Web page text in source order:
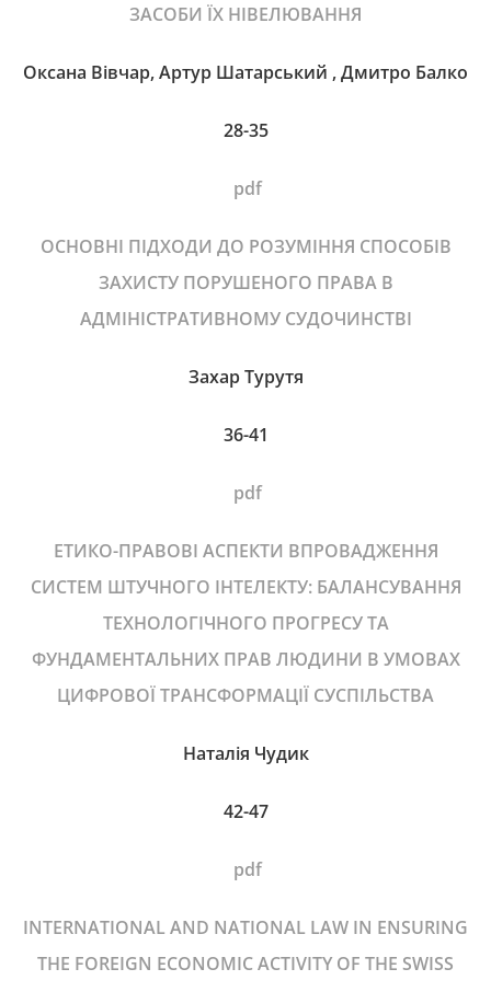
ЗАСОБИ ЇХ НІВЕЛЮВАННЯ
Оксана Вівчар, Артур Шатарський , Дмитро Балко
28-35
pdf
ОСНОВНІ ПІДХОДИ ДО РОЗУМІННЯ СПОСОБІВ
ЗАХИСТУ ПОРУШЕНОГО ПРАВА В
АДМІНІСТРАТИВНОМУ СУДОЧИНСТВІ
Захар Турутя
36-41
pdf
ЕТИКО-ПРАВОВІ АСПЕКТИ ВПРОВАДЖЕННЯ
СИСТЕМ ШТУЧНОГО ІНТЕЛЕКТУ: БАЛАНСУВАННЯ
ТЕХНОЛОГІЧНОГО ПРОГРЕСУ ТА
ФУНДАМЕНТАЛЬНИХ ПРАВ ЛЮДИНИ В УМОВАХ
ЦИФРОВОЇ ТРАНСФОРМАЦІЇ СУСПІЛЬСТВА
Наталія Чудик
42-47
pdf
INTERNATIONAL AND NATIONAL LAW IN ENSURING
THE FOREIGN ECONOMIC ACTIVITY OF THE SWISS